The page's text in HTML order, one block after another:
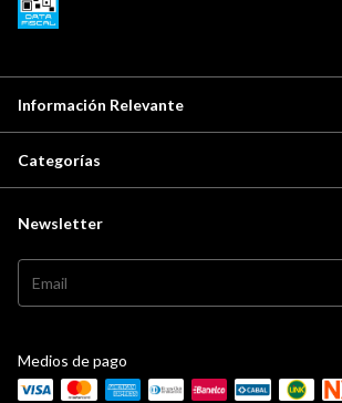
Información Relevante
Categorías
Newsletter
Medios de pago